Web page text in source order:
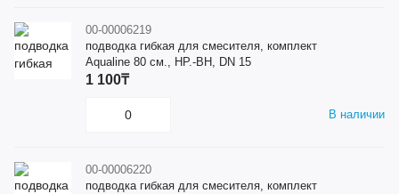
00-00006219
подводка гибкая для смесителя, комплект
Aqualine 80 см., НР.-ВН, DN 15
В наличии
1 100₸
00-00006220
подводка гибкая для смесителя, комплект